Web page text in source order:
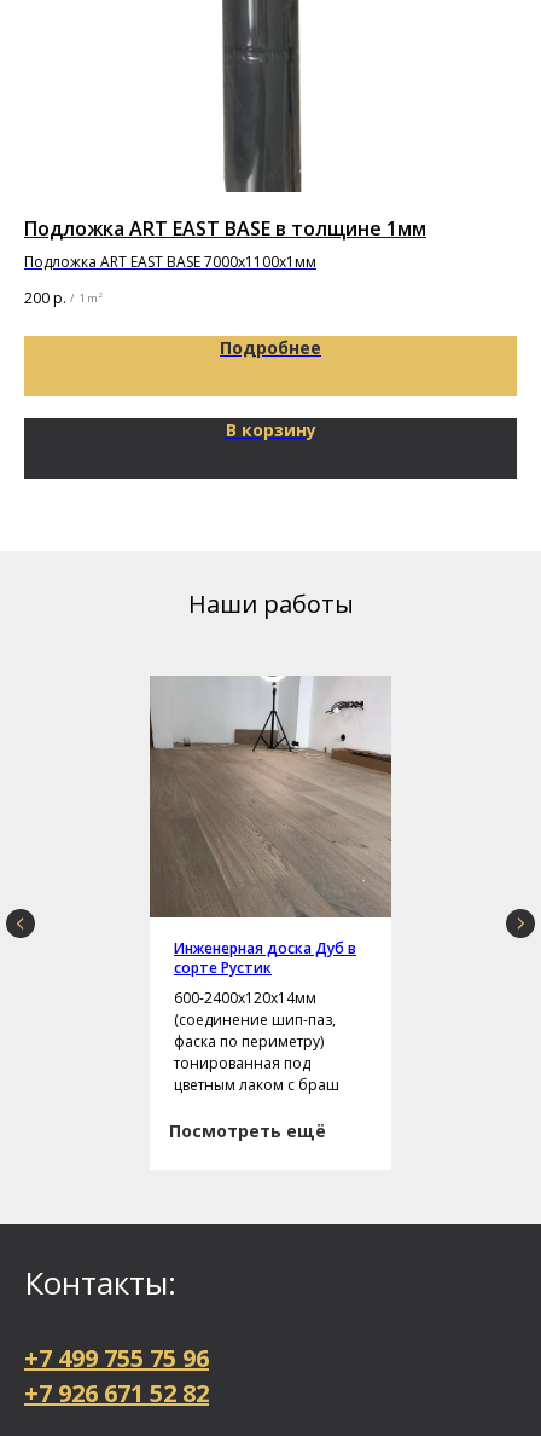
Подложка ART EAST BASE в толщине 1мм
Подложка ART EAST BASE 7000х1100х1мм
200р. / 1 m²
Подробнее
В корзину
Наши работы
Инженерная доска Дуб в
сорте Рустик
600-2400х120х14мм
(соединение шип-паз,
фаска по периметру)
тонированная под
цветным лаком с браш
Посмотреть ещё
Контакты:
+7 499 755 75 96
+7 926 671 52 82